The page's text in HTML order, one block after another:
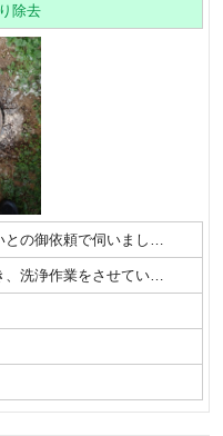
除去
の御依頼で伺いまし…
洗浄作業をさせてい…